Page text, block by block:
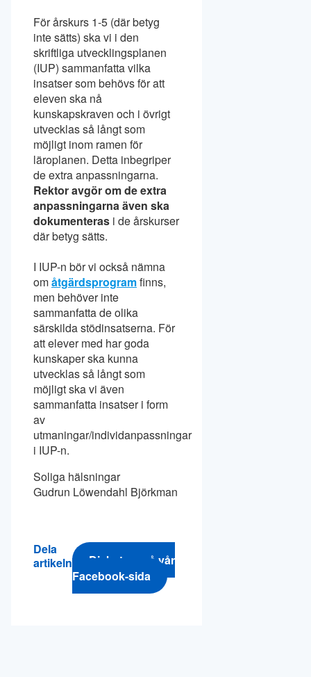
För årskurs 1-5 (där betyg
inte sätts) ska vi i den
skriftliga utvecklingsplanen
(IUP) sammanfatta vilka
insatser som behövs för att
eleven ska nå
kunskapskraven och i övrigt
utvecklas så långt som
möjligt inom ramen för
läroplanen. Detta inbegriper
de extra anpassningarna.
Rektor avgör om de extra
anpassningarna även ska
dokumenteras i de årskurser
där betyg sätts.
I IUP-n bör vi också nämna
omåtgärdsprogramfinns,
men behöver inte
sammanfatta de olika
särskilda stödinsatserna. För
att elever med har goda
kunskaper ska kunna
utvecklas så långt som
möjligt ska vi även
sammanfatta insatser i form
av
utmaningar/individanpassningar
i IUP-n.
Soliga hälsningar
Gudrun Löwendahl Björkman
Dela
artikeln
Diskutera på vår
Facebook-sida